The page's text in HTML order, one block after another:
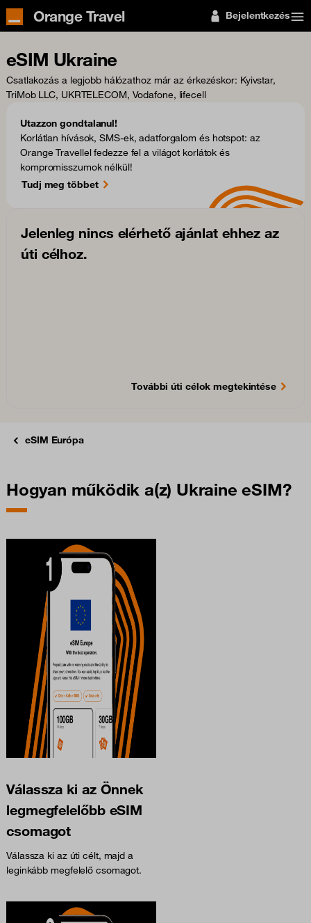
Orange Travel Bejelentkezés
eSIM Ukraine
Csatlakozás a legjobb hálózathoz már az érkezéskor: Kyivstar,
TriMob LLC, UKRTELECOM, Vodafone, lifecell
Utazzon gondtalanul!
Korlátlan hívások, SMS-ek, adatforgalom és hotspot: az
Orange Travellel fedezze fel a világot korlátok és
kompromisszumok nélkül!
Tudj meg többet
Jelenleg nincs elérhető ajánlat ehhez az
úti célhoz.
További úti célok megtekintése
eSIM Európa
Hogyan működik a(z) Ukraine eSIM?
Válassza ki az Önnek
legmegfelelőbb eSIM
csomagot
Válassza ki az úti célt, majd a
leginkább megfelelő csomagot.